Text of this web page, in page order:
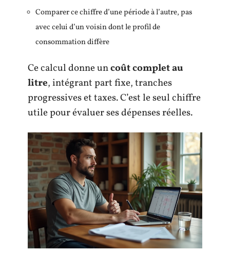
Comparer ce chiffre d’une période à l’autre, pas
avec celui d’un voisin dont le profil de
consommation diffère
Ce calcul donne uncoût complet au
litre, intégrant part fixe, tranches
progressives et taxes. C’est le seul chiffre
utile pour évaluer ses dépenses réelles.